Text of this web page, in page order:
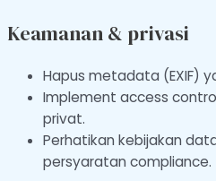
Keamanan & privasi
Hapus metadata (EXIF)
Implement access
privat.
Perhatikan kebijakan
persyaratan compliance.